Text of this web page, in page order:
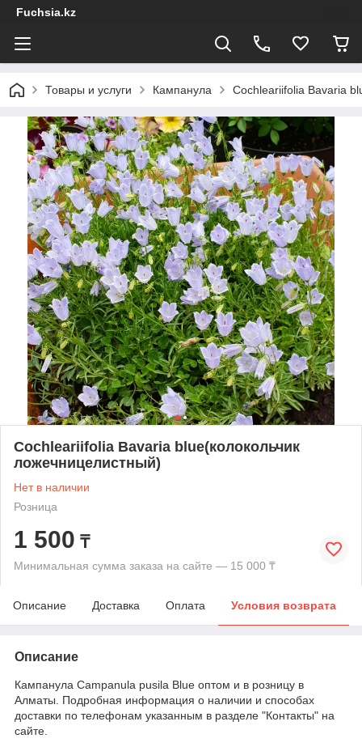
Fuchsia.kz
Товары и услуги Кампанула Cochleariifolia Bavaria
Cochleariifolia Bavaria blue(колокольчик
ложечницелистный)
Нет в наличии
Розница
1 500 ₸
Минимальная сумма заказа на сайте — 15 000 ₸
Описание Доставка Оплата Условия возврата
Описание
Кампанула Campanula pusila Blue оптом и в розницу в
Алматы. Подробная информация о наличии и способах
доставки по телефонам указанным в разделе "Контакты" на
сайте.